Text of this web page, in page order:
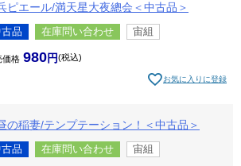
ピエール/満天星大夜總会＜中古品＞
品 在庫問い合わせ 宙組
価格 980 税込
お気に入りに登録
の稲妻/テンプテーション！＜中古品＞
品 在庫問い合わせ 宙組